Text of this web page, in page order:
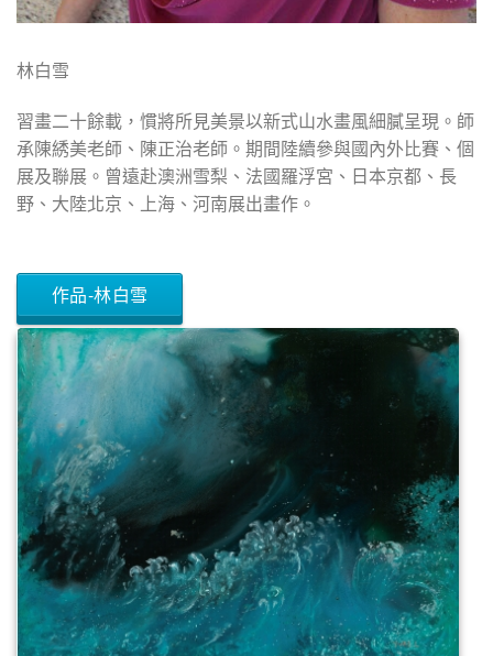
林白雪
習畫二十餘載，慣將所見美景以新式山水畫風細膩呈現。師
承陳綉美老師、陳正治老師。期間陸續參與國內外比賽、個
展及聯展。曾遠赴澳洲雪梨、法國羅浮宮、日本京都、長
野、大陸北京、上海、河南展出畫作。
作品-林白雪